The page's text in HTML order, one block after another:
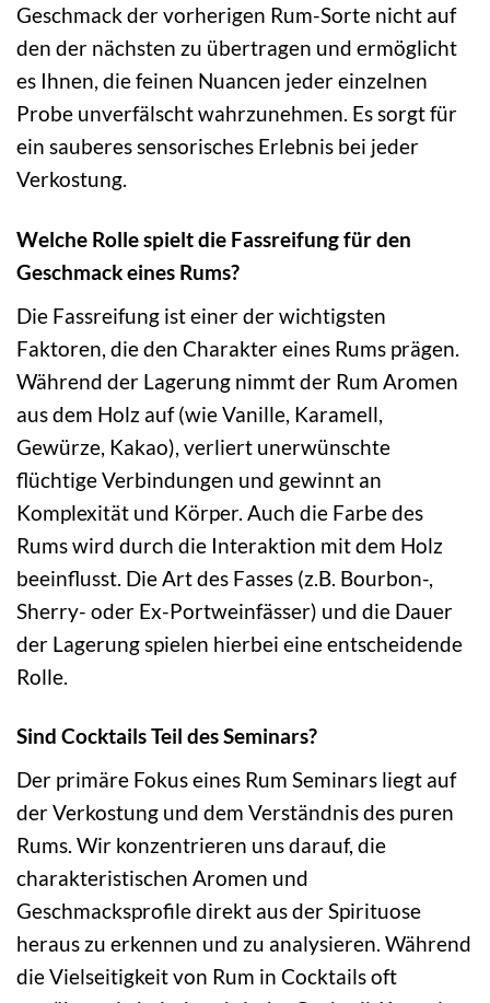
Geschmack der vorherigen Rum-Sorte nicht auf
den der nächsten zu übertragen und ermöglicht
es Ihnen, die feinen Nuancen jeder einzelnen
Probe unverfälscht wahrzunehmen. Es sorgt für
ein sauberes sensorisches Erlebnis bei jeder
Verkostung.
Welche Rolle spielt die Fassreifung für den
Geschmack eines Rums?
Die Fassreifung ist einer der wichtigsten
Faktoren, die den Charakter eines Rums prägen.
Während der Lagerung nimmt der Rum Aromen
aus dem Holz auf (wie Vanille, Karamell,
Gewürze, Kakao), verliert unerwünschte
flüchtige Verbindungen und gewinnt an
Komplexität und Körper. Auch die Farbe des
Rums wird durch die Interaktion mit dem Holz
beeinflusst. Die Art des Fasses (z.B. Bourbon-,
Sherry- oder Ex-Portweinfässer) und die Dauer
der Lagerung spielen hierbei eine entscheidende
Rolle.
Sind Cocktails Teil des Seminars?
Der primäre Fokus eines Rum Seminars liegt auf
der Verkostung und dem Verständnis des puren
Rums. Wir konzentrieren uns darauf, die
charakteristischen Aromen und
Geschmacksprofile direkt aus der Spirituose
heraus zu erkennen und zu analysieren. Während
die Vielseitigkeit von Rum in Cocktails oft